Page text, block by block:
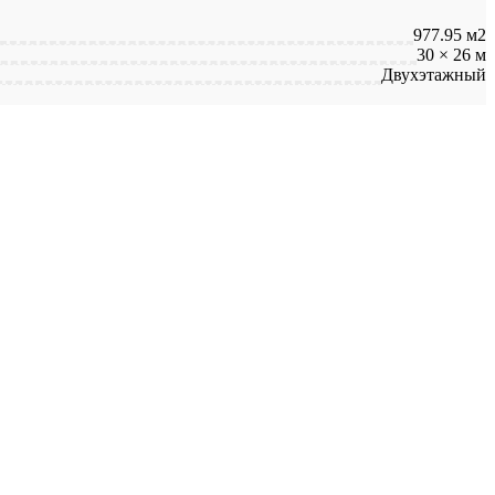
977.95 м2
30 × 26 м
Двухэтажный